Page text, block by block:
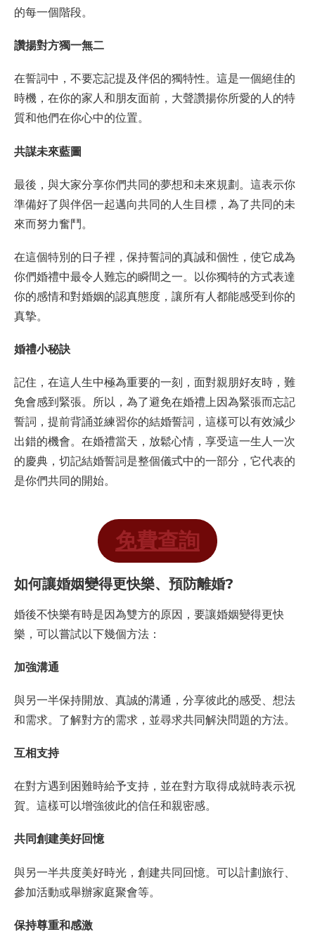
的每一個階段。
讚揚對方獨一無二
在誓詞中，不要忘記提及伴侶的獨特性。這是一個絕佳的
時機，在你的家人和朋友面前，大聲讚揚你所愛的人的特
質和他們在你心中的位置。
共謀未來藍圖
最後，與大家分享你們共同的夢想和未來規劃。這表示你
準備好了與伴侶一起邁向共同的人生目標，為了共同的未
來而努力奮鬥。
在這個特別的日子裡，保持誓詞的真誠和個性，使它成為
你們婚禮中最令人難忘的瞬間之一。以你獨特的方式表達
你的感情和對婚姻的認真態度，讓所有人都能感受到你的
真摯。
婚禮小秘訣
記住，在這人生中極為重要的一刻，面對親朋好友時，難
免會感到緊張。所以，為了避免在婚禮上因為緊張而忘記
誓詞，提前背誦並練習你的結婚誓詞，這樣可以有效減少
出錯的機會。在婚禮當天，放鬆心情，享受這一生人一次
的慶典，切記結婚誓詞是整個儀式中的一部分，它代表的
是你們共同的開始。
免費查詢
如何讓婚姻變得更快樂、預防離婚?
婚後不快樂有時是因為雙方的原因，要讓婚姻變得更快
樂，可以嘗試以下幾個方法：
加強溝通
與另一半保持開放、真誠的溝通，分享彼此的感受、想法
和需求。了解對方的需求，並尋求共同解決問題的方法。
互相支持
在對方遇到困難時給予支持，並在對方取得成就時表示祝
賀。這樣可以增強彼此的信任和親密感。
共同創建美好回憶
與另一半共度美好時光，創建共同回憶。可以計劃旅行、
參加活動或舉辦家庭聚會等。
保持尊重和感激